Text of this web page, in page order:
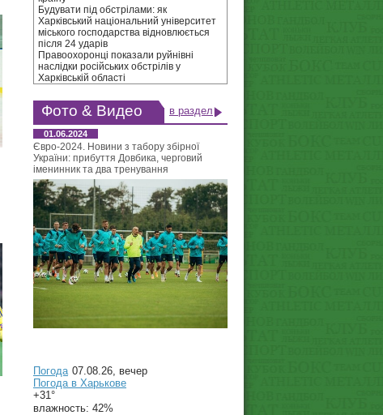
Будувати під обстрілами: як
Харківський національний університет
міського господарства відновлюється
після 24 ударів
Правоохоронці показали руйнівні
наслідки російських обстрілів у
Харківській області
Фото & Видео в раздел
01.06.2024
Євро-2024. Новини з табору збірної
України: прибуття Довбика, черговий
іменинник та два тренування
Погода 07.08.26, вечер
Погода в Харькове
+31°
влажность: 42%